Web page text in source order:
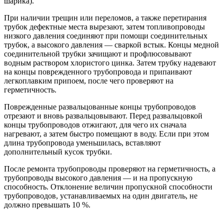
При наличии трещин или переломов, а также перетирания
трубок дефектные места вырезают, затем топливопроводы
низкого давления соединяют при помощи соединительных
трубок, а высокого давления — сваркой встык. Концы медной
соединительной трубки зачищают и профлюсовывают
водным раствором хлористого цинка. Затем трубку надевают
на концы поврежденного трубопровода и припаивают
легкоплавким припоем, после чего проверяют на
герметичность.
Поврежденные развальцованные концы трубопроводов
отрезают и вновь развальцовывают. Перед развальцовкой
концы трубопроводов отжигают, для чего их сначала
нагревают, а затем быстро помещают в воду. Если при этом
длина трубопровода уменьшилась, вставляют
дополнительный кусок трубки.
После ремонта трубопроводы проверяют на герметичность, а
трубопроводы высокого давления — и на пропускную
способность. Отклонение величин пропускной способности
трубопроводов, устанавливаемых на один двигатель, не
должно превышать 10 %.